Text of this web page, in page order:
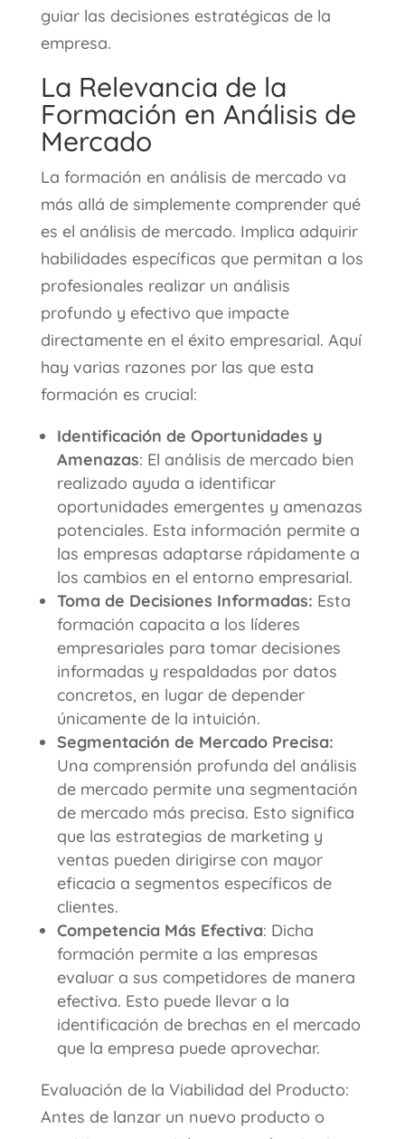
guiar las decisiones estratégicas de la
empresa.
La Relevancia de la
Formación en Análisis de
Mercado
La formación en análisis de mercado va
más allá de simplemente comprender qué
es el análisis de mercado. Implica adquirir
habilidades específicas que permitan a los
profesionales realizar un análisis
profundo y efectivo que impacte
directamente en el éxito empresarial. Aquí
hay varias razones por las que esta
formación es crucial:
Identificación de Oportunidades y
Amenazas: El análisis de mercado bien
realizado ayuda a identificar
oportunidades emergentes y amenazas
potenciales. Esta información permite a
las empresas adaptarse rápidamente a
los cambios en el entorno empresarial.
Toma de Decisiones Informadas: Esta
formación capacita a los líderes
empresariales para tomar decisiones
informadas y respaldadas por datos
concretos, en lugar de depender
únicamente de la intuición.
Segmentación de Mercado Precisa:
Una comprensión profunda del análisis
de mercado permite una segmentación
de mercado más precisa. Esto significa
que las estrategias de marketing y
ventas pueden dirigirse con mayor
eficacia a segmentos específicos de
clientes.
Competencia Más Efectiva: Dicha
formación permite a las empresas
evaluar a sus competidores de manera
efectiva. Esto puede llevar a la
identificación de brechas en el mercado
que la empresa puede aprovechar.
Evaluación de la Viabilidad del Producto:
Antes de lanzar un nuevo producto o